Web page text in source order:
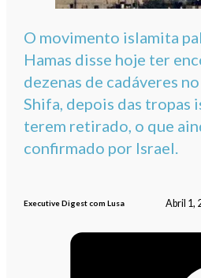
O movimento islamita
Hamas disse hoje ter
dezenas de cadáveres
Shifa, depois das tropas
terem retirado, o que
confirmado por Israel.
Executive Digest com Lusa Abril 1,